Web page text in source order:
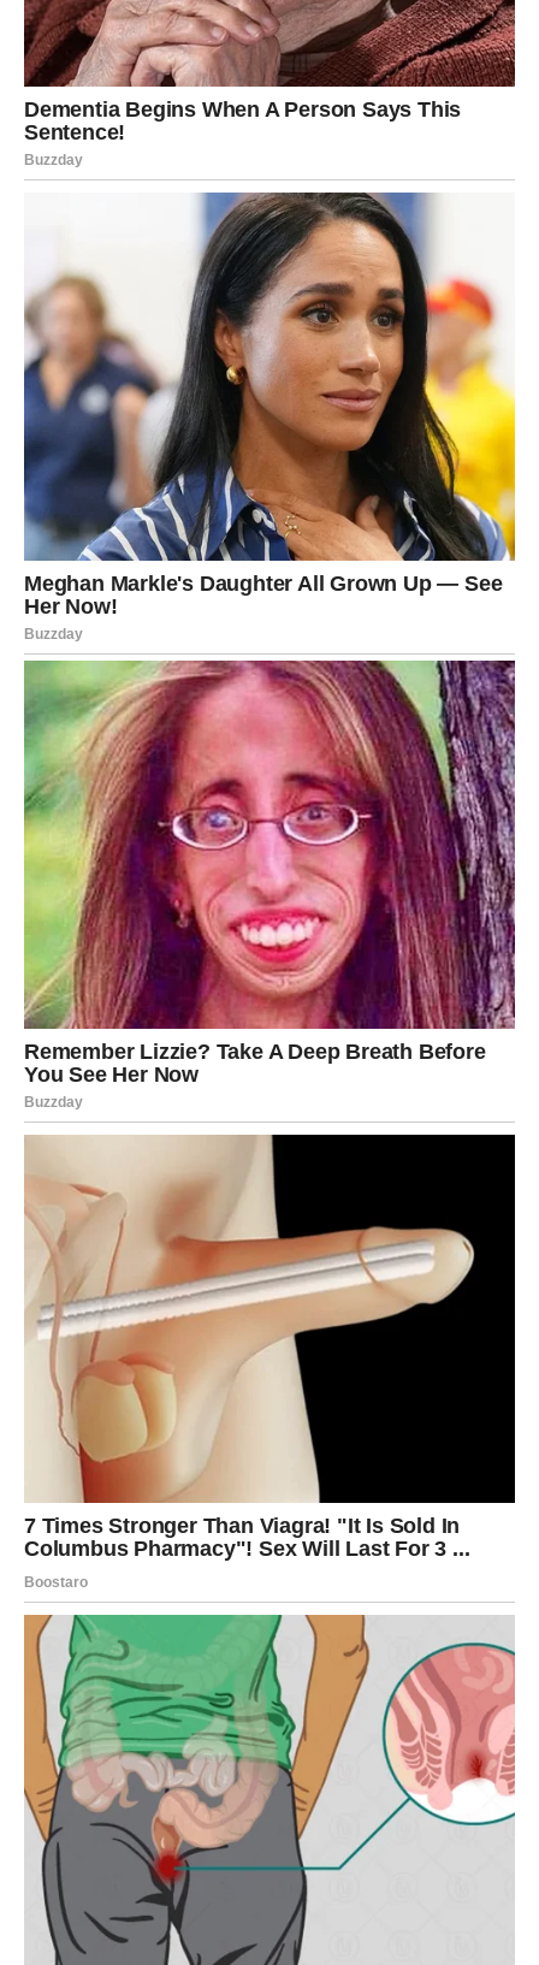
Zaključak: Potraga za istinom
Kako se situacija razvija, porodica Ilić ostaje u potrazi za
odgovorima, nadajući se da će se Danka uskoro vratiti.
Njihova priča je podsjetnik na to kako nestanci utiču ne samo
na pojedince, već i na njihove porodice i širu zajednicu. U
ovako teškim vremenima,podrška zajednicei medija može
igrati ključnu ulogu u pronalaženju istine i vraćanju nestalih.
Mediji, kao i društvene mreže, mogu biti od pomoći, ali samo
ako se koriste odgovorno. Nadamo se da će se uskoro
pronaći neka konkretna informacija koja će pomoći u
razjašnjavanju ovog slučaja i donijeti mir porodici Ilić. Ova
situacija također postavlja važna pitanja o tome kako se
društvo odnosi prema nestalim osobama i njihovim
porodicama, naglašavajući potrebu za većom osjetljivošću i
podrškom u trenucima krize.